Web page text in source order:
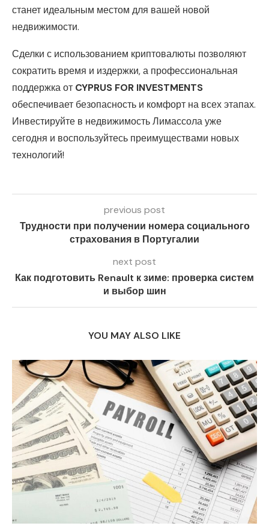
станет идеальным местом для вашей новой
недвижимости.
Сделки с использованием криптовалюты позволяют
сократить время и издержки, а профессиональная
поддержка от CYPRUS FOR INVESTMENTS
обеспечивает безопасность и комфорт на всех этапах.
Инвестируйте в недвижимость Лимассола уже
сегодня и воспользуйтесь преимуществами новых
технологий!
previous post
Трудности при получении номера социального
страхования в Португалии
next post
Как подготовить Renault к зиме: проверка систем
и выбор шин
YOU MAY ALSO LIKE